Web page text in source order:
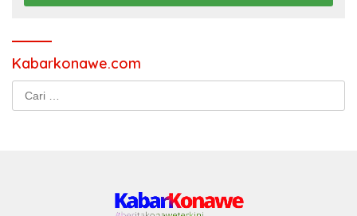
Kabarkonawe.com